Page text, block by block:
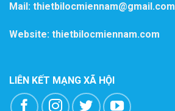
Mail: thietbilocmiennam@gmail.com
Website: thietbilocmiennam.com
LIÊN KẾT MẠNG XÃ HỘI